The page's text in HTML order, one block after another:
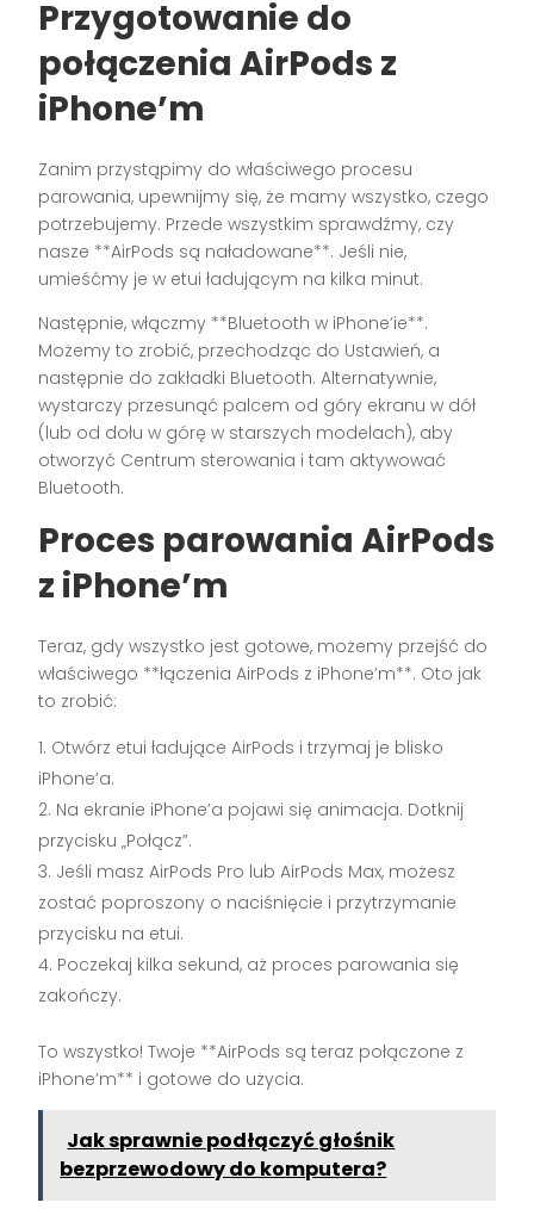
Przygotowanie do
połączenia AirPods z
iPhone’m
Zanim przystąpimy do właściwego procesu
parowania, upewnijmy się, że mamy wszystko, czego
potrzebujemy. Przede wszystkim sprawdźmy, czy
nasze **AirPods są naładowane**. Jeśli nie,
umieśćmy je w etui ładującym na kilka minut.
Następnie, włączmy **Bluetooth w iPhone’ie**.
Możemy to zrobić, przechodząc do Ustawień, a
następnie do zakładki Bluetooth. Alternatywnie,
wystarczy przesunąć palcem od góry ekranu w dół
(lub od dołu w górę w starszych modelach), aby
otworzyć Centrum sterowania i tam aktywować
Bluetooth.
Proces parowania AirPods
z iPhone’m
Teraz, gdy wszystko jest gotowe, możemy przejść do
właściwego **łączenia AirPods z iPhone’m**. Oto jak
to zrobić:
Otwórz etui ładujące AirPods i trzymaj je blisko
iPhone’a.
Na ekranie iPhone’a pojawi się animacja. Dotknij
przycisku „Połącz”.
Jeśli masz AirPods Pro lub AirPods Max, możesz
zostać poproszony o naciśnięcie i przytrzymanie
przycisku na etui.
Poczekaj kilka sekund, aż proces parowania się
zakończy.
To wszystko! Twoje **AirPods są teraz połączone z
iPhone’m** i gotowe do użycia.
Jak sprawnie podłączyć głośnik
bezprzewodowy do komputera?